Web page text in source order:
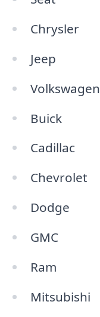
Chrysler
Jeep
Volkswagen
Buick
Cadillac
Chevrolet
Dodge
GMC
Ram
Mitsubishi